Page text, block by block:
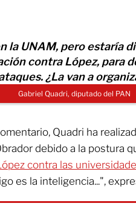
la UNAM, pero estaría
contra López, para
¿La van a
Gabriel Quadri, diputado del PAN
Quadri ha
debido a la postura
contra las
es la inteligencia...",